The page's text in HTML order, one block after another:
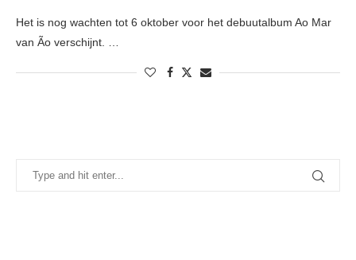
Het is nog wachten tot 6 oktober voor het debuutalbum Ao Mar
van Ão verschijnt. …